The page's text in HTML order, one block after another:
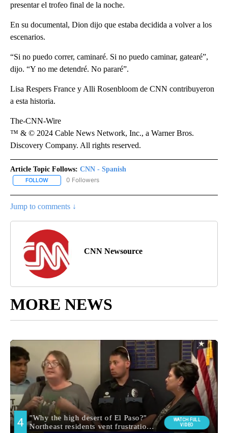
presentar el trofeo final de la noche.
En su documental, Dion dijo que estaba decidida a volver a los
escenarios.
“Si no puedo correr, caminaré. Si no puedo caminar, gatearé”,
dijo. “Y no me detendré. No pararé”.
Lisa Respers France y Alli Rosenbloom de CNN contribuyeron
a esta historia.
The-CNN-Wire
™ & © 2024 Cable News Network, Inc., a Warner Bros.
Discovery Company. All rights reserved.
Article Topic Follows: CNN - Spanish
FOLLOW FOLLOW "CNN - SPANISH" TO RECEIVE NOTIFICATIONS ABOUT
0 Followers
Jump to comments ↓
CNN Newsource
MORE NEWS